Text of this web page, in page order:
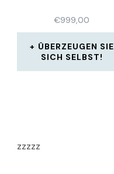
€999,00
ÜBERZEUGEN SIE
SICH SELBST!
zzzzz